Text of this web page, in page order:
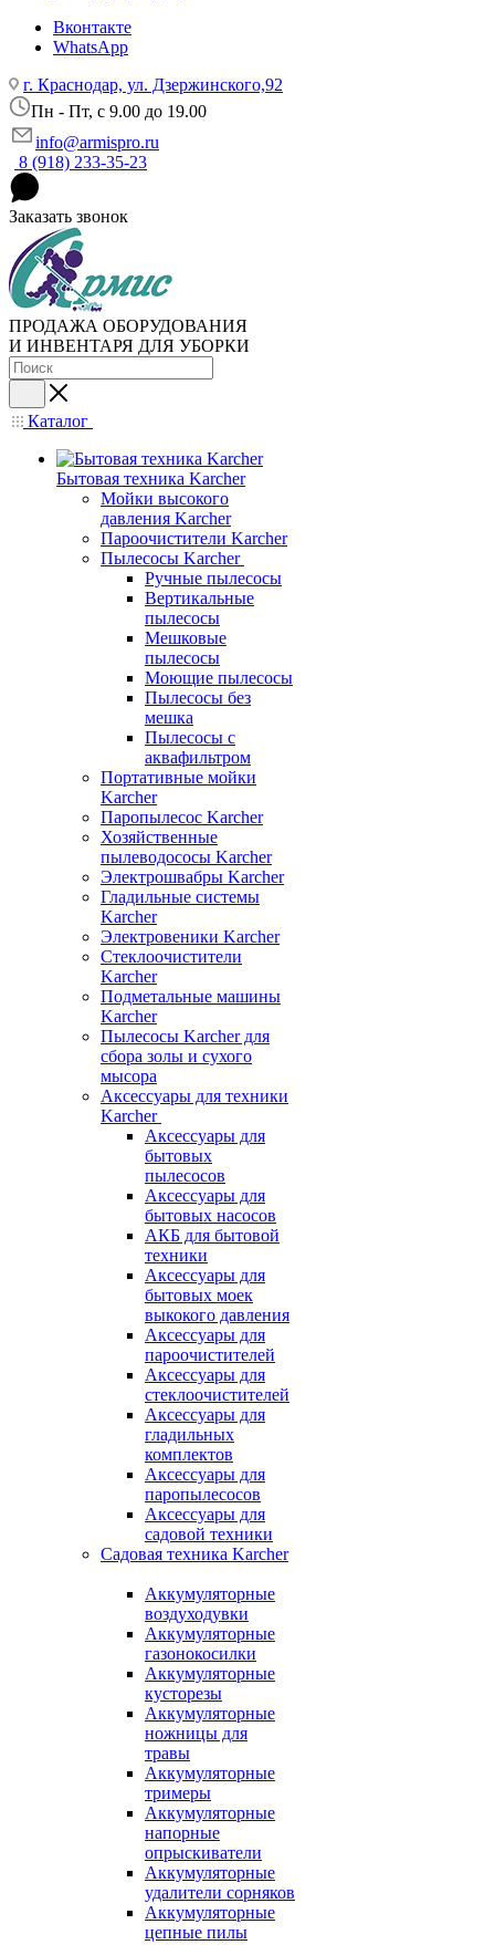
Вконтакте
WhatsApp
г. Краснодар, ул. Дзержинского,92
Пн - Пт, c 9.00 до 19.00
info@armispro.ru
8 (918) 233-35-23
Заказать звонок
ПРОДАЖА ОБОРУДОВАНИЯ
И ИНВЕНТАРЯ ДЛЯ УБОРКИ
Каталог
Бытовая техника Karcher
Мойки высокого
давления Karcher
Пароочистители Karcher
Пылесосы Karcher
Ручные пылесосы
Вертикальные
пылесосы
Мешковые
пылесосы
Моющие пылесосы
Пылесосы без
мешка
Пылесосы с
аквафильтром
Портативные мойки
Karcher
Паропылесос Karcher
Хозяйственные
пылеводососы Karcher
Электрошвабры Karcher
Гладильные системы
Karcher
Электровеники Karcher
Стеклоочистители
Karcher
Подметальные машины
Karcher
Пылесосы Karcher для
сбора золы и сухого
мысора
Аксессуары для техники
Karcher
Аксессуары для
бытовых
пылесосов
Аксессуары для
бытовых насосов
АКБ для бытовой
техники
Аксессуары для
бытовых моек
выкокого давления
Аксессуары для
пароочистителей
Аксессуары для
стеклоочистителей
Аксессуары для
гладильных
комплектов
Аксессуары для
паропылесосов
Аксессуары для
садовой техники
Садовая техника Karcher
Аккумуляторные
воздуходувки
Аккумуляторные
газонокосилки
Аккумуляторные
кусторезы
Аккумуляторные
ножницы для
травы
Аккумуляторные
тримеры
Аккумуляторные
напорные
опрыскиватели
Аккумуляторные
удалители сорняков
Аккумуляторные
цепные пилы